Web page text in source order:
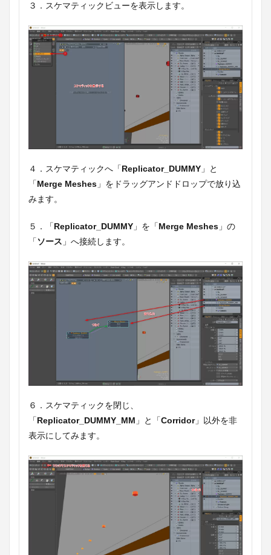
３．スケマティックビューを表示します。
４．スケマティックへ「Replicator_DUMMY 」と
「Merge Meshes 」をドラッグアンドドロップで放り込
みます。
５．「Replicator_DUMMY 」を「Merge Meshes 」の
「 ソース 」へ接続します。
６．スケマティックを閉じ、
「Replicator_DUMMY_MM 」と「Corridor」以外を非
表示にしてみます。